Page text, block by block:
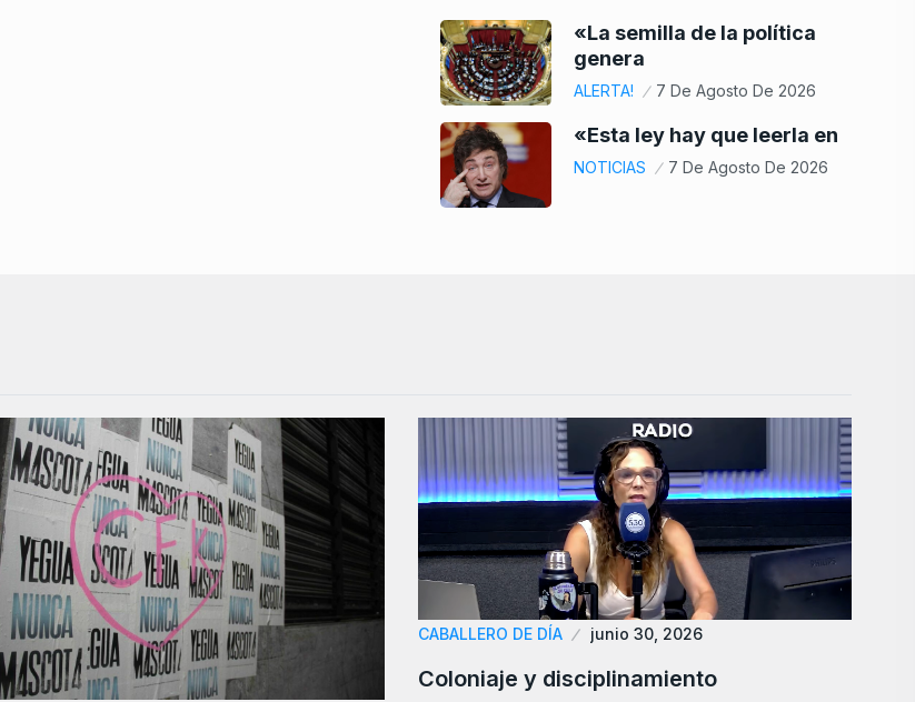
«La semilla de la política
genera
ALERTA! 7 De Agosto De 2026
«Esta ley hay que leerla en
NOTICIAS 7 De Agosto De 2026
CABALLERO DE DÍA junio 30, 2026
Coloniaje y disciplinamiento